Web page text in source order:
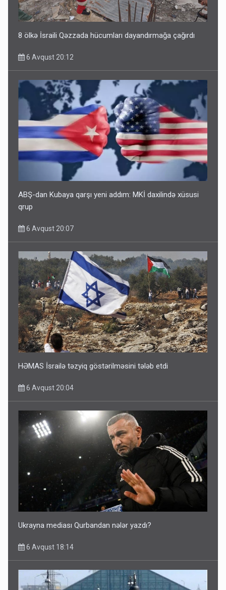
8 ölkə İsraili Qəzzada hücumları dayandırmağa çağırdı
6 Avqust 20:12
ABŞ-dan Kubaya qarşı yeni addım: MKİ daxilində xüsusi
qrup
6 Avqust 20:07
HƏMAS İsrailə təzyiq göstərilməsini tələb etdi
6 Avqust 20:04
Ukrayna mediası Qurbandan nələr yazdı?
6 Avqust 18:14